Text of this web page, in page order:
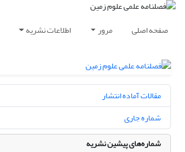
صفحه اصلی مرور اطلاعات نشریه
مقالات آماده انتشار
شماره جاری
شماره‌های پیشین نشریه